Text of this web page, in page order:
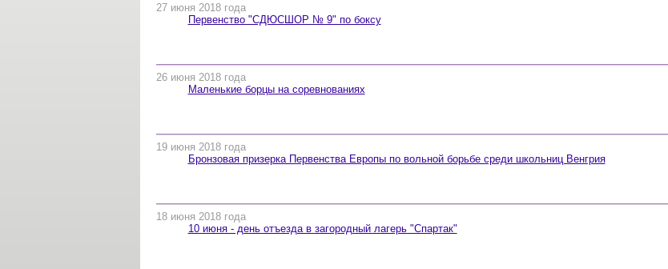
27 июня 2018 года
Первенство "СДЮСШОР № 9" по боксу
26 июня 2018 года
Маленькие борцы на соревнованиях
19 июня 2018 года
Бронзовая призерка Первенства Европы по вольной борьбе среди школьниц Венгрия
18 июня 2018 года
10 июня - день отъезда в загородный лагерь "Спартак"